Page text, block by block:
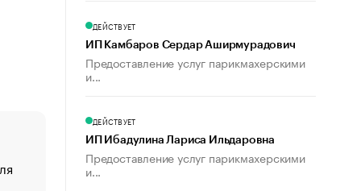
«От спорта тело стареет иначе». Как живет глава
создавшей GTA
ДЕЙСТВУЕТ
ИП Камбаров Сердар Аширмурадович
Предоставление услуг парикмахерскими
и...
ДЕЙСТВУЕТ
ИП Ибадулина Лариса Ильдаровна
Предоставление услуг парикмахерскими
и...